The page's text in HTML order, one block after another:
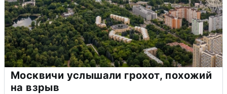
Москвичи услышали грохот, похожий
на взрыв